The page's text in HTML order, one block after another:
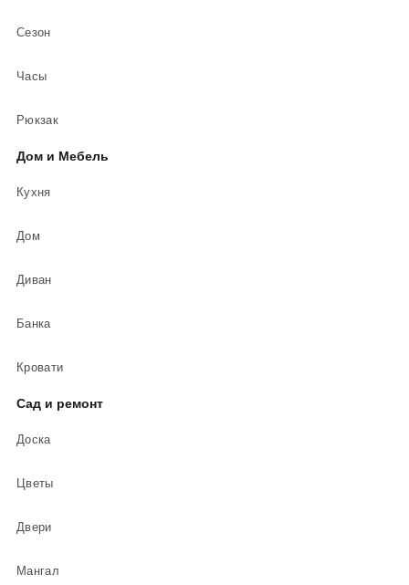
Сезон
Часы
Рюкзак
Дом и Мебель
Кухня
Дом
Диван
Банка
Кровати
Сад и ремонт
Доска
Цветы
Двери
Мангал